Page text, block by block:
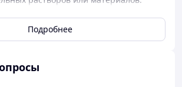
БМ-180Е имеет возможность
л готового раствора при
мощности 900 Вт.
транспортировочных колеса,
транспортировку данной
Подробнее